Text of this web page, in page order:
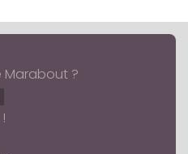
Marabout ?